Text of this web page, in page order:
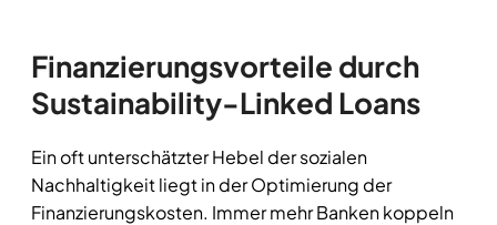
Finanzierungsvorteile durch
Sustainability-Linked Loans
Ein oft unterschätzter Hebel der sozialen
Nachhaltigkeit liegt in der Optimierung der
Finanzierungskosten. Immer mehr Banken koppeln